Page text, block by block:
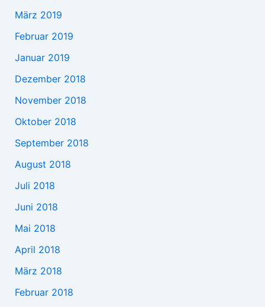
März 2019
Februar 2019
Januar 2019
Dezember 2018
November 2018
Oktober 2018
September 2018
August 2018
Juli 2018
Juni 2018
Mai 2018
April 2018
März 2018
Februar 2018